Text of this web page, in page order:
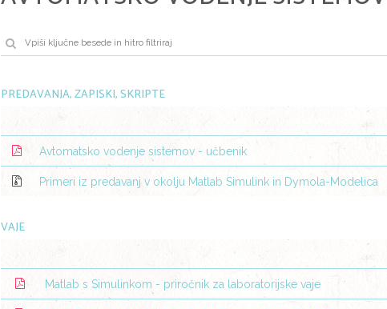
PREDAVANJA, ZAPISKI, SKRIPTE
Avtomatsko vodenje sistemov - učbenik
Primeri iz predavanj v okolju Matlab Simulink in Dymola-Modelica
VAJE
Matlab s Simulinkom - priročnik za laboratorijske vaje